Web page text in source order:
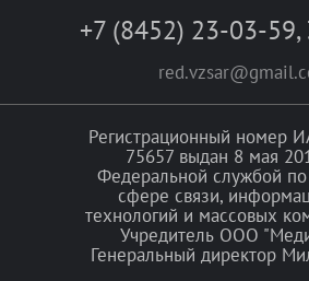
+7 (8452) 23-03-59,
Регистрационный номер
75657 выдан 8 мая
Федеральной службой
сфере связи,
технологий и массовых
Учредитель ООО
Генеральный директор